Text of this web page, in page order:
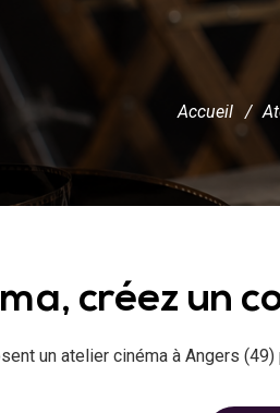
Accueil /
créez un
un atelier cinéma à Angers